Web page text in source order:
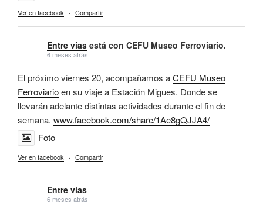
Ver en facebook · Compartir
Entre vías está con CEFU Museo Ferroviario.
6 meses atrás
El próximo viernes 20, acompañamos aCEFU Museo
Ferroviarioen su viaje a Estación Migues. Donde se
llevarán adelante distintas actividades durante el fin de
semana. www.facebook.com/share/1Ae8gQJJA4/
Foto
Ver en facebook · Compartir
Entre vías
6 meses atrás